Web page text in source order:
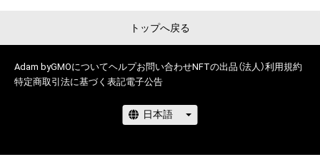
トップへ戻る
Adam byGMOについてヘルプお問い合わせNFTの出品（法人）利用規約
特定商取引法に基づく表記電子公告